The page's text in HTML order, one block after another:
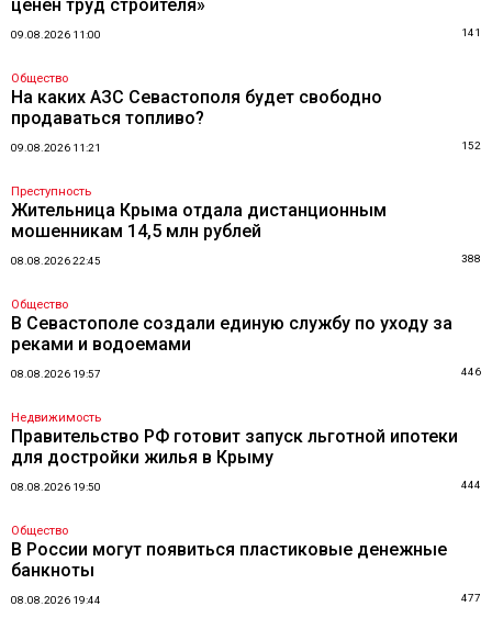
ценен труд строителя»
09.08.2026 11:00 141
Общество
На каких АЗС Севастополя будет свободно
продаваться топливо?
09.08.2026 11:21 152
Преступность
Жительница Крыма отдала дистанционным
мошенникам 14,5 млн рублей
08.08.2026 22:45 388
Общество
В Севастополе создали единую службу по уходу за
реками и водоемами
08.08.2026 19:57 446
Недвижимость
Правительство РФ готовит запуск льготной ипотеки
для достройки жилья в Крыму
08.08.2026 19:50 444
Общество
В России могут появиться пластиковые денежные
банкноты
08.08.2026 19:44 477